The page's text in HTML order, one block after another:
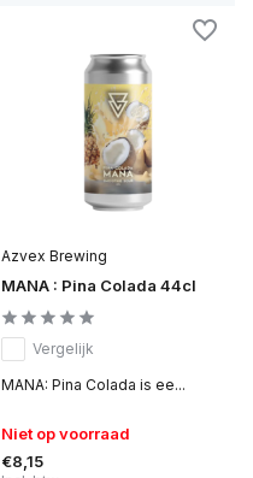
Azvex Brewing
MANA : Pina Colada 44cl
Vergelijk
MANA: Pina Colada is ee...
Niet op voorraad
€8,15